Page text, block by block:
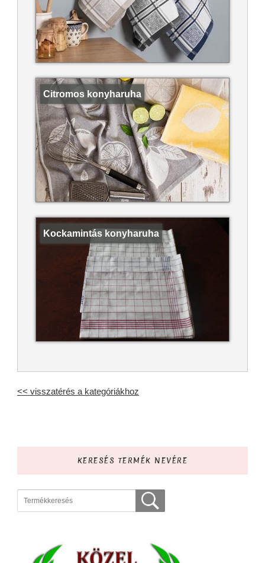
Citromos konyharuha
Kockamintás konyharuha
<< visszatérés a kategóriákhoz
KERESÉS TERMÉK NEVÉRE